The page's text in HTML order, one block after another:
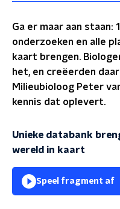
Ga er maar aan staan:
onderzoeken en alle
kaart brengen.
het, en creëerden
Milieubioloog Peter
kennis dat oplevert.
Unieke databank
wereld in kaart
Speel fragment af